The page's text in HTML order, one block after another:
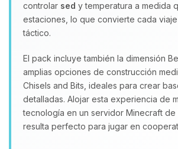
controlar sed y temperatura a medida
estaciones, lo que convierte cada
táctico.
El pack incluye también la dimensión
amplias opciones de construcción
Chisels and Bits, ideales para crear
detalladas. Alojar esta experiencia de
tecnología en un servidor Minecraft de
resulta perfecto para jugar en